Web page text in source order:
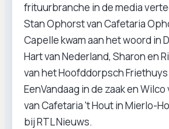
frituurbranche in de media
Stan Ophorst van Cafetaria
Capelle kwam aan het woord in
Hart van Nederland, Sharon en
van het Hoofddorpsch
EenVandaag in de zaak en
van Cafetaria 't Hout in Mierlo-
bij RTL Nieuws.